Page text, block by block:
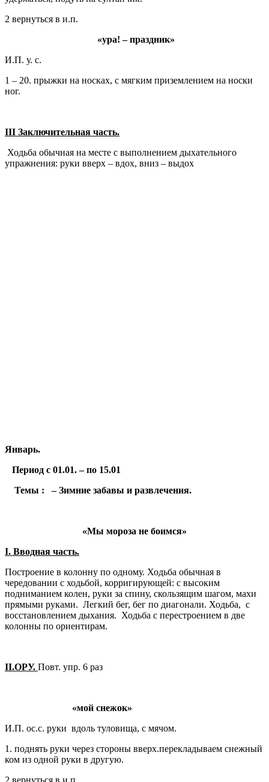
2 вернуться в и.п.
«ура! – праздник»
И.П. у. с.
1 – 20. прыжки на носках, с мягким приземлением на носки
ног.
III Заключительная часть.
Ходьба обычная на месте с выполнением дыхательного
упражнения: руки вверх – вдох, вниз – выдох
Январь.
Период с 01.01. – по 15.01
Темы : – Зимние забавы и развлечения.
«Мы мороза не боимся»
I. Вводная часть.
Построение в колонну по одному. Ходьба обычная в
чередовании с ходьбой, корригирующей: с высоким
подниманием колен, руки за спину, скользящим шагом, махи
прямыми руками. Легкий бег, бег по диагонали. Ходьба, с
восстановлением дыхания. Ходьба с перестроением в две
колонны по ориентирам.
II.ОРУ. Повт. упр. 6 раз
«мой снежок»
И.П. ос.с. руки вдоль туловища, с мячом.
1. поднять руки через стороны вверх.перекладываем снежный
ком из одной руки в другую.
2.вернуться в и.п.